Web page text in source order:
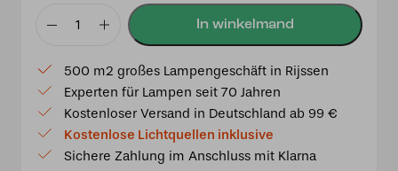
Tiffany
Madeira
50
De
Luxe
Menge
500 m2 großes Lampengeschäft in Rijssen
Experten für Lampen seit 70 Jahren
Kostenloser Versand in Deutschland ab 99 €
Kostenlose Lichtquellen inklusive
Sichere Zahlung im Anschluss mit Klarna